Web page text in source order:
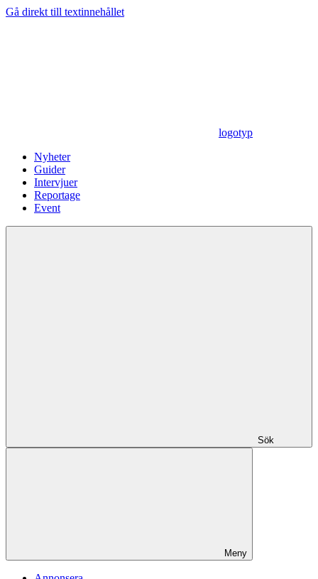
Gå direkt till textinnehållet
logotyp
Nyheter
Guider
Intervjuer
Reportage
Event
Sök
Meny